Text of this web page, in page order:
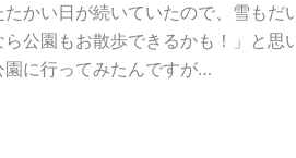
かい日が続いていたので、雪もだ
ら公園もお散歩できるかも！」と思
園に行ってみたんですが…